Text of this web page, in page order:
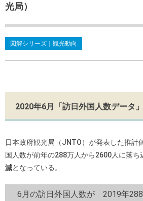
光局）
図解シリーズ｜観光動向
2020年6月「訪日外国人数データ」
日本政府観光局（JNTO）が発表した推計
国人数が前年の288万人から2600人に落ち
減となっている。
6月の訪日外国人数が 2019年